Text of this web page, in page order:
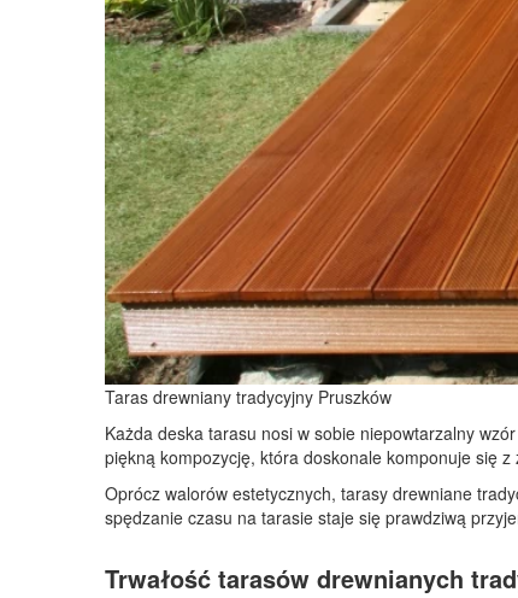
Taras drewniany tradycyjny Pruszków
Każda deska tarasu nosi w sobie niepowtarzalny
piękną kompozycję, która doskonale komponuje się z
Oprócz walorów estetycznych, tarasy drewniane
spędzanie czasu na tarasie staje się prawdziwą
Trwałość tarasów drewnianych